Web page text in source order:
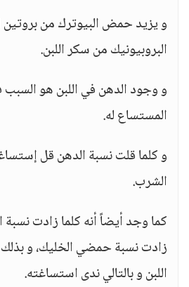
و يزيد حمض البيوترك من
البروبيونيك من سكر اللبن.
و وجود الدهن في اللبن هو
المستساع له.
و كلما قلت نسبة الدهن قل
الشرب.
كما وجد أيضاً أنه كلما زادت نسبة
زادت نسبة حمضي الخليك، و
اللبن و بالتالي ندى استساغته.